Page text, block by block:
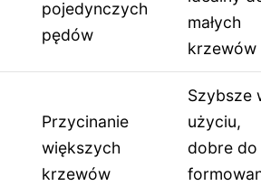
pojedynczych
pędów
małych
krzewów
Przycinanie
większych
krzewów
Szybsze
użyciu,
dobre do